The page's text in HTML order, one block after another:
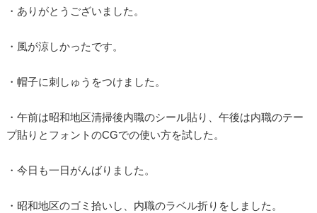
・ありがとうございました。
・風が涼しかったです。
・帽子に刺しゅうをつけました。
・午前は昭和地区清掃後内職のシール貼り、午後は内職のテー
プ貼りとフォントのCGでの使い方を試した。
・今日も一日がんばりました。
・昭和地区のゴミ拾いし、内職のラベル折りをしました。